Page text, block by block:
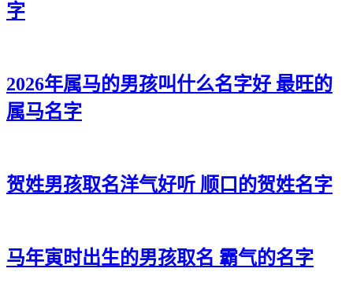
字
2026年属马的男孩叫什么名字好 最旺的
属马名字
贺姓男孩取名洋气好听 顺口的贺姓名字
马年寅时出生的男孩取名 霸气的名字